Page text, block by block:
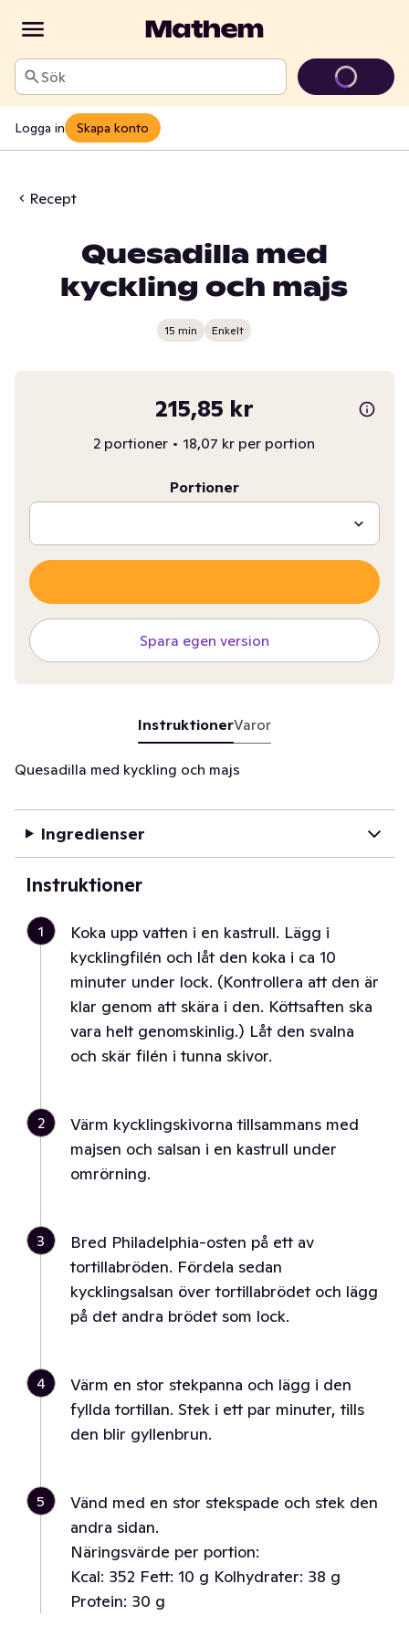
Sök
Logga in Skapa konto
Recept
Quesadilla med
kyckling och majs
15 min Enkelt
215,85 kr
2 portioner • 18,07 kr per portion
Portioner
Spara egen version
InstruktionerVaror
Quesadilla med kyckling och majs
Ingredienser
Instruktioner
1
Koka upp vatten i en kastrull. Lägg i
kycklingfilén och låt den koka i ca 10
minuter under lock. (Kontrollera att den är
klar genom att skära i den. Köttsaften ska
vara helt genomskinlig.) Låt den svalna
och skär filén i tunna skivor.
2
Värm kycklingskivorna tillsammans med
majsen och salsan i en kastrull under
omrörning.
3
Bred Philadelphia-osten på ett av
tortillabröden. Fördela sedan
kycklingsalsan över tortillabrödet och lägg
på det andra brödet som lock.
4
Värm en stor stekpanna och lägg i den
fyllda tortillan. Stek i ett par minuter, tills
den blir gyllenbrun.
5
Vänd med en stor stekspade och stek den
andra sidan.
Näringsvärde per portion:
Kcal: 352 Fett: 10 g Kolhydrater: 38 g
Protein: 30 g